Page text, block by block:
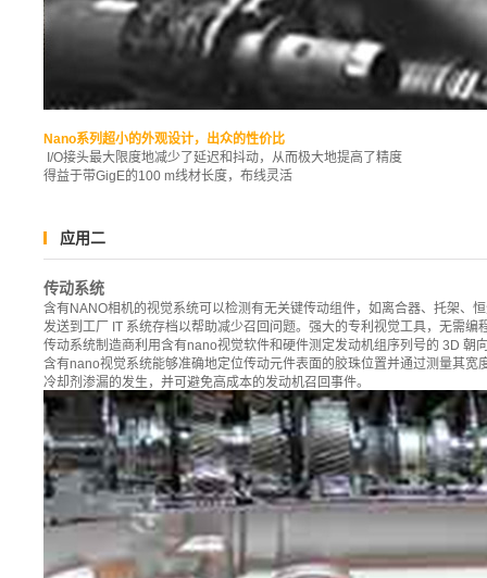
Nano系列超小的外观设计，出众的性价比
I/O接头最大限度地减少了延迟和抖动，从而极大地提高了精度
得益于带GigE的100 m线材长度，布线灵活
应用二
传动系统
含有NANO相机的视觉系统可以检测有无关键传动组件，如离合器、托架、
发送到工厂 IT 系统存档以帮助减少召回问题。强大的专利视觉工具，无需
传动系统制造商利用含有nano视觉软件和硬件测定发动机组序列号的 3D 朝
含有nano视觉系统能够准确地定位传动元件表面的胶珠位置并通过测量其
冷却剂渗漏的发生，并可避免高成本的发动机召回事件。